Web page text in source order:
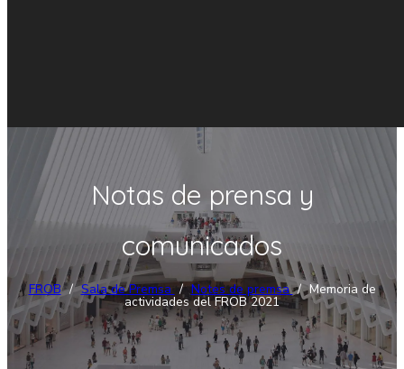
Notas de prensa y
comunicados
FROB / Sala de Premsa / Notes de premsa / Memoria de
actividades del FROB 2021